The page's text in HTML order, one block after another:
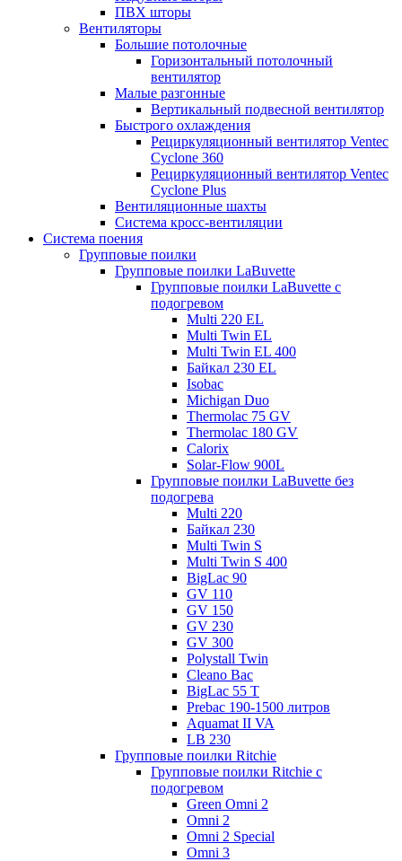
ПВХ шторы
Вентиляторы
Большие потолочные
Горизонтальный потолочный
вентилятор
Малые разгонные
Вертикальный подвесной вентилятор
Быстрого охлаждения
Рециркуляционный вентилятор Ventec
Cyclone 360
Рециркуляционный вентилятор Ventec
Cyclone Plus
Вентиляционные шахты
Система кросс-вентиляции
Система поения
Групповые поилки
Групповые поилки LaBuvette
Групповые поилки LaBuvette с
подогревом
Multi 220 EL
Multi Twin EL
Multi Twin EL 400
Байкал 230 EL
Isobac
Michigan Duo
Thermolac 75 GV
Thermolac 180 GV
Calorix
Solar-Flow 900L
Групповые поилки LaBuvette без
подогрева
Multi 220
Байкал 230
Multi Twin S
Multi Twin S 400
BigLac 90
GV 110
GV 150
GV 230
GV 300
Polystall Twin
Cleano Bac
BigLac 55 T
Prebac 190-1500 литров
Aquamat II VA
LB 230
Групповые поилки Ritchie
Групповые поилки Ritchie с
подогревом
Green Omni 2
Omni 2
Omni 2 Special
Omni 3